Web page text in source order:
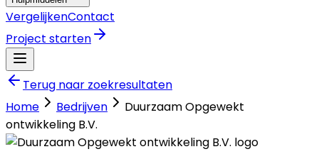
VergelijkenContact
Project starten
Terug naar zoekresultaten
Home
Bedrijven
Duurzaam Opgewekt
ontwikkeling B.V.